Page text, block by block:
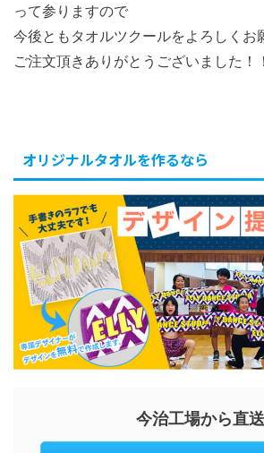
って参りますので
今後ともタオルツクールをよろしくお
ご注文頂きありがとうございました！！
オリジナルタオルを作るなら
今治工場から直送